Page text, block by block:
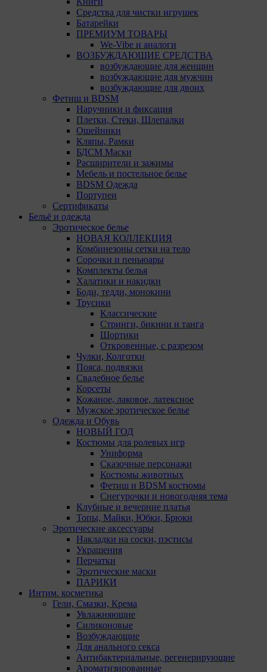
Средства для чистки игрушек
Батарейки
ПРЕМИУМ ТОВАРЫ
We-Vibe и аналоги
ВОЗБУЖДАЮЩИЕ СРЕДСТВА
возбуждающие для женщин
возбуждающие для мужчин
возбуждающие для двоих
Фетиш и BDSM
Наручники и фиксация
Плетки, Стеки, Шлепалки
Ошейники
Кляпы, Рамки
БДСМ Маски
Расширители и зажимы
Мебель и постельное белье
BDSM Одежда
Портупеи
Сертификаты
Бельё и одежда
Эротическое белье
НОВАЯ КОЛЛЕКЦИЯ
Комбинезоны сетки на тело
Сорочки и пеньюары
Комплекты белья
Халатики и накидки
Боди, тедди, монокини
Трусики
Классические
Стринги, бикини и танга
Шортики
Откровенные, с разрезом
Чулки, Колготки
Пояса, подвязки
Свадебное белье
Корсеты
Кожаное, лаковое, латексное
Мужское эротическое белье
Одежда и Обувь
НОВЫЙ ГОД
Костюмы для ролевых игр
Униформа
Сказочные персонажи
Костюмы животных
Фетиш и BDSM костюмы
Снегурочки и новогодняя тема
Клубные и вечерние платья
Топы, Майки, Юбки, Брюки
Эротические аксессуары
Накладки на соски, пэстисы
Украшения
Перчатки
Эротические маски
ПАРИКИ
Интим. косметика
Гели, Смазки, Крема
Увлажняющие
Силиконовые
Возбуждающие
Для анального секса
Антибактериальные, регенерирующие
Ароматизированные
15. Пользователь всегда может направить сообщение
с имеющимся у него вопросом, в части
использования файлов сookie, на электронную почту
Общества:amorby80447490990@gmail.com
Настройка cookie
Мы обрабатываем куки в соответствии с
нижеуказанными целями и не используем их для
идентификации субъектов персональных данных.
Мы поручаем обрабатывать куки для исполнения
указанных целей компаниям (уполномоченным
Аналитические Cookie
Аналитические куки позволяют определять
предпочтения пользователей сайта. Компании,
которым мы поручаем обработку статистических
Яндекс Метрика – сервис веб-аналитики,
предоставляемый ООО «Яндекс». Адрес: г.
Москва, ул. Льва Толстого, д. 16, 119021.
Политика конфиденциальности Яндекс.
Google Analytics – сервис веб-аналитики,
предоставляемый компанией Google, Inc.
Адрес: Google, Google Data Protection Office,
1600 Amphitheatre Pkwy, Mountain View, CA
94043, USA. Политика конфиденциальности
Google.
Matomo — это система веб-аналитики, которая
позволяет следит за доступностью сервисов,
предоставляемых myfin.by. Адрес: ООО «Рэкун
технолоджи», 220069 г. Минск, пр-т
Дзержинского, д.3Б, пом.44.
Pixel Meta- сервис передает данные о действиях
пользователя в рекламный кабинет Meta Ads
Manager. Адрес: Meta Platforms Inc., 1601 Willow
Road ,Menlo Park,CA,94025.
Пиксель VK Рекламы - сервис позволяет
показывать рекламу на площадке VK
пользователям, которые посещали сайт. Адрес:
ООО «ВК», РФ, 125167, г. Москва,
Ленинградский проспект, д. 39, стр. 79, БЦ
«SkyLight».
Рекламные Cookie
Компании, которым мы поручаем обработку данных
для данной цели: